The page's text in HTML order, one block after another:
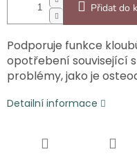
Přidat do
Podporuje funkce
opotřebení související
problémy, jako je
Detailní informace